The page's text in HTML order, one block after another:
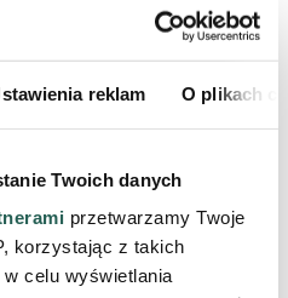
reklam O plikach
Twoich danych
przetwarzamy Twoje
korzystając z takich
celu wyświetlania
pielęgnacji z octem
linia Feel
pasma. Są
spowalniających
ekstrakty łagodzą